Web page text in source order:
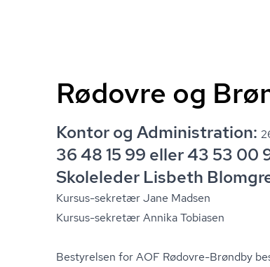
Rødovre og
Kontor og Administration:
36 48 15 99 eller 43 53 00
Skoleleder Lisbeth
Kursus-sekretær Jane Madsen
Kursus-sekretær Annika Tobiasen
Bestyrelsen for AOF Rødovre-Brøndby